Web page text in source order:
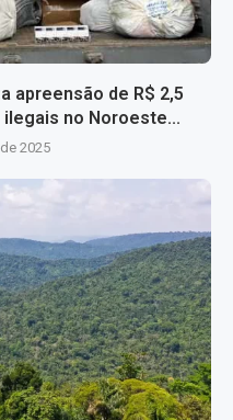
apreensão de R$ 2,5
no Noroeste...
2025